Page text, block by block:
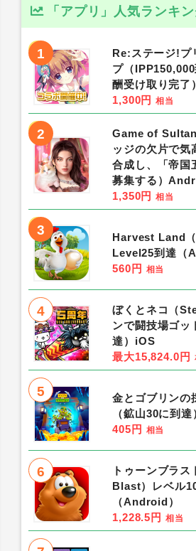
「アプリ」人気ランキ
1
Re:ステージ!プ
プ（
酬受け取り完
1,300円 相当
2
Game of
ッジの欠片で気
合成し、「帝国
募集する）
1,350円 相当
3
Harvest Land（
Level25到達（
560円 相当
4
ぼくとネコ（
ンで闘技場ゴッ
達）iOS
最大15,824.0円
5
金とゴブリンの
（鉱山30に到
405円 相当
6
トゥーンブラ
Blast）レベル
（Android）
1,228.5円 相当